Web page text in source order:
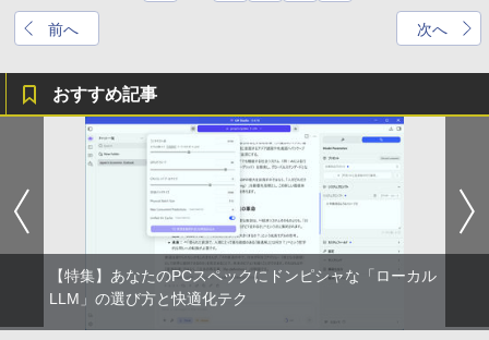
前へ 次へ
おすすめ記事
【特集】あなたのPCスペックにドンピシャな「ローカル
LLM」の選び方と快適化テク